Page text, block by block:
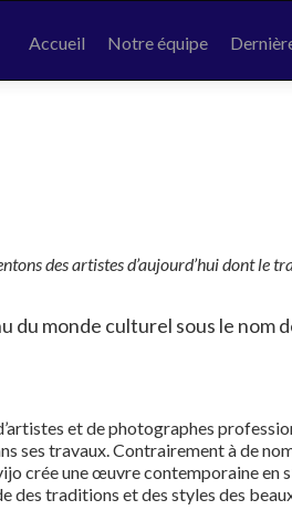
Accueil
Notre équipe
des artistes d’aujourd’hui dont le
monde culturel sous le nom
et de photographes
ses travaux. Contrairement à de
crée une œuvre contemporaine en
des traditions et des styles des